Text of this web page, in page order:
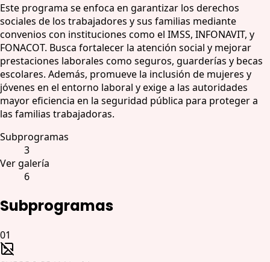
Este programa se enfoca en garantizar los derechos
sociales de los trabajadores y sus familias mediante
convenios con instituciones como el IMSS, INFONAVIT, y
FONACOT. Busca fortalecer la atención social y mejorar
prestaciones laborales como seguros, guarderías y becas
escolares. Además, promueve la inclusión de mujeres y
jóvenes en el entorno laboral y exige a las autoridades
mayor eficiencia en la seguridad pública para proteger a
las familias trabajadoras.
Subprogramas
3
Ver galería
6
Subprogramas
01